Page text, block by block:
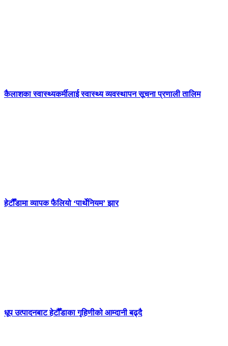
कैलाशका स्वास्थ्यकर्मीलाई स्वास्थ्य व्यवस्थापन सूचना प्रणाली तालिम
हेटौँडामा व्यापक फैलियो ‘पार्थेनियम’ झार
धूप उत्पादनबाट हेटौँडाका गृहिणीको आम्दानी बढ्दै